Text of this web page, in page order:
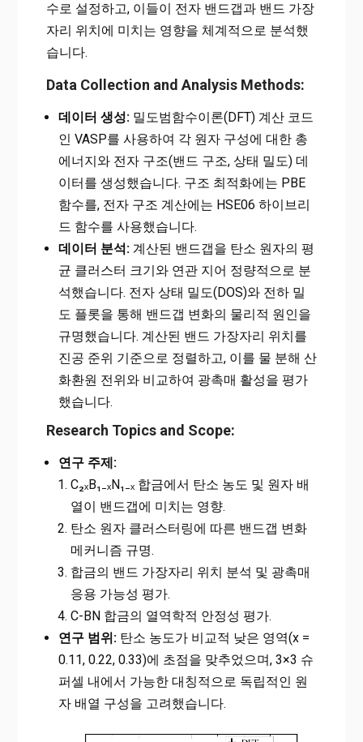
수로 설정하고, 이들이 전자 밴드갭과 밴드 가장
자리 위치에 미치는 영향을 체계적으로 분석했
습니다.
Data Collection and Analysis Methods:
데이터 생성:밀도범함수이론(DFT) 계산 코드
인 VASP를 사용하여 각 원자 구성에 대한 총
에너지와 전자 구조(밴드 구조, 상태 밀도) 데
이터를 생성했습니다. 구조 최적화에는 PBE
함수를, 전자 구조 계산에는 HSE06 하이브리
드 함수를 사용했습니다.
데이터 분석:계산된 밴드갭을 탄소 원자의 평
균 클러스터 크기와 연관 지어 정량적으로 분
석했습니다. 전자 상태 밀도(DOS)와 전하 밀
도 플롯을 통해 밴드갭 변화의 물리적 원인을
규명했습니다. 계산된 밴드 가장자리 위치를
진공 준위 기준으로 정렬하고, 이를 물 분해 산
화환원 전위와 비교하여 광촉매 활성을 평가
했습니다.
Research Topics and Scope:
연구 주제:
C₂ₓB₁₋ₓN₁₋ₓ 합금에서 탄소 농도 및 원자 배
열이 밴드갭에 미치는 영향.
탄소 원자 클러스터링에 따른 밴드갭 변화
메커니즘 규명.
합금의 밴드 가장자리 위치 분석 및 광촉매
응용 가능성 평가.
C-BN 합금의 열역학적 안정성 평가.
연구 범위:탄소 농도가 비교적 낮은 영역(x =
0.11, 0.22, 0.33)에 초점을 맞추었으며, 3×3 슈
퍼셀 내에서 가능한 대칭적으로 독립적인 원
자 배열 구성을 고려했습니다.